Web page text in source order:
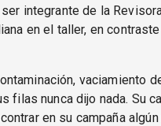
integrante de la
en el taller, en
vaciamiento
filas nunca dijo nada. Su
en su campaña